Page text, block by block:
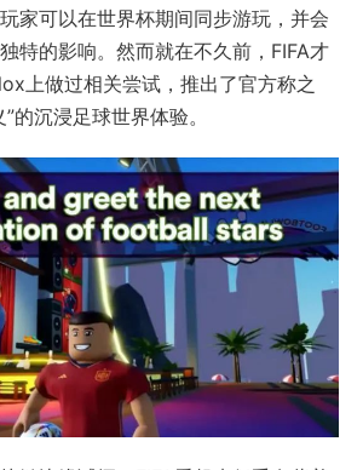
家可以在世界杯期间同步游玩，并会
特的影响。然而就在不久前，FIFA才
上做过相关尝试，推出了官方称之
的沉浸足球世界体验。